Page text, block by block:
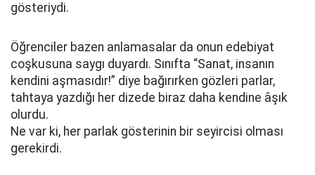
gösteriydi.
Öğrenciler bazen anlamasalar da onun edebiyat
coşkusuna saygı duyardı. Sınıfta “Sanat, insanın
kendini aşmasıdır!” diye bağırırken gözleri parlar,
tahtaya yazdığı her dizede biraz daha kendine âşık
olurdu.
Ne var ki, her parlak gösterinin bir seyircisi olması
gerekirdi.